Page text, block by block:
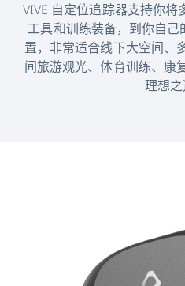
VIVE 自定位追踪器支持你
工具和训练装备，到你自己
置，非常适合线下大空间、
间旅游观光、体育训练、康
理想之